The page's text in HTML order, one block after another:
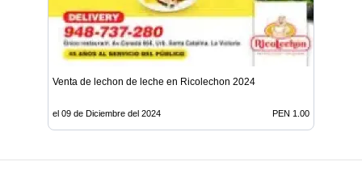
Venta de lechon de leche en Ricolechon 2024
el 09 de Diciembre del 2024 PEN 1.00